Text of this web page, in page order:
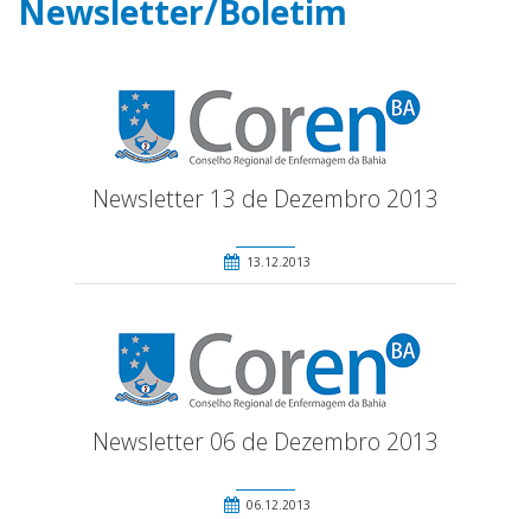
Newsletter/Boletim
Newsletter 13 de Dezembro 2013
13.12.2013
Newsletter 06 de Dezembro 2013
06.12.2013